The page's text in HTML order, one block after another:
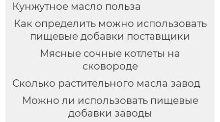
Кунжутное масло польза
Как определить можно использовать
пищевые добавки поставщики
Мясные сочные котлеты на
сковороде
Сколько растительного масла завод
Можно ли использовать пищевые
добавки заводы